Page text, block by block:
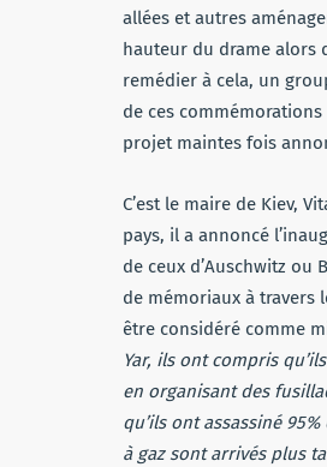
allées et autres
hauteur du drame alors
remédier à cela, un
de ces
projet maintes fois
C’est le maire de Kiev,
pays, il a annoncé
de ceux d’Auschwitz ou
de mémoriaux à travers
être considéré comme
Yar, ils ont compris
en organisant des
qu’ils ont assassiné
à gaz sont arrivés plus